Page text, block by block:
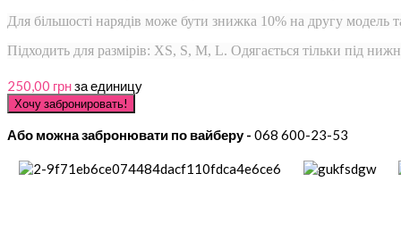
Для більшості нарядів може бути знижка 10% на другу
Підходить для размірів: XS, S, M, L. Одягається тільки під
250,00 грнза единицу
Або можна забронювати по вайберу - 068 600-23-53